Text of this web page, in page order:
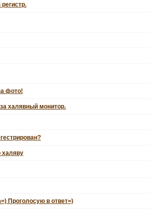
фото!
халявный монитор.
халяву
Проголосую в ответ=)